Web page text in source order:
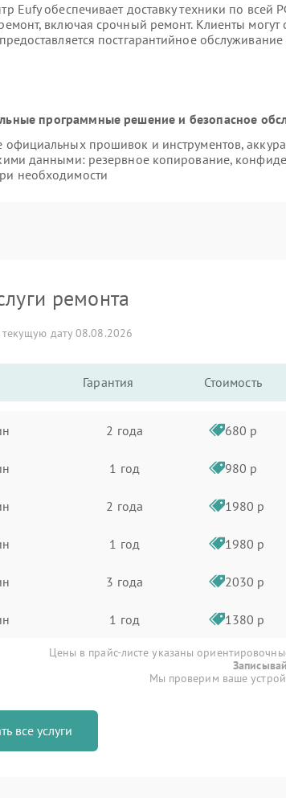
Eufy обеспечивает доставку техники по всей
включая срочный ремонт. Клиенты могут
постгарантийное
программные решение и безопасное
официальных прошивок и инструментов,
данными: резервное копирование,
необходимости
ремонта
дату 08.08.2026
Гарантия Стоимость
2 года 680 р
1 год 980 р
2 года 1980 р
1 год 1980 р
3 года 2030 р
1 год 1380 р
Цены в прайс-листе указаны
Мы проверим ваше
все услуги